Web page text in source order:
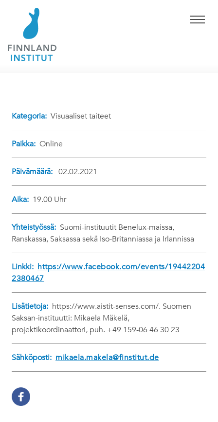
Kategoria: Visuaaliset taiteet
Paikka: Online
Päivämäärä: 02.02.2021
Aika: 19.00 Uhr
Yhteistyössä: Suomi-instituutit Benelux-maissa,
Ranskassa, Saksassa sekä Iso-Britanniassa ja Irlannissa
Linkki: https://www.facebook.com/events/19442204
2380467
Lisätietoja: https://www.aistit-senses.com/. Suomen
Saksan-instituutti: Mikaela Mäkelä,
projektikoordinaattori, puh. +49 159-06 46 30 23
Sähköposti: mikaela.makela@finstitut.de